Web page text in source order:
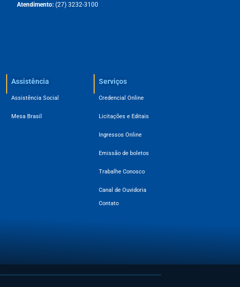
Atendimento: (27) 3232-3100
Assistência
Assistência Social
Mesa Brasil
Serviços
Credencial Online
Licitações e Editais
Ingressos Online
Emissão de boletos
Trabalhe Conosco
Canal de Ouvidoria
Contato